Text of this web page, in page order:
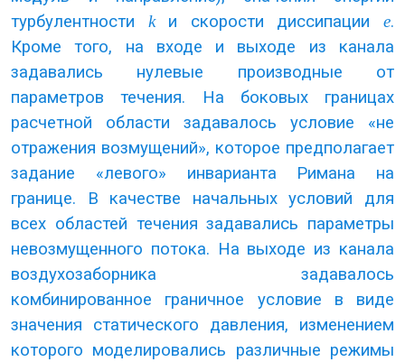
турбулентности kи скорости диссипацииe.
Кроме того, на входе и выходе из канала
задавались нулевые производные от
параметров течения. На боковых границах
расчетной области задавалось условие «не
отражения возмущений», которое предполагает
задание «левого» инварианта Римана на
границе. В качестве начальных условий для
всех областей течения задавались параметры
невозмущенного потока. На выходе из канала
воздухозаборника задавалось
комбинированное граничное условие в виде
значения статического давления, изменением
которого моделировались различные режимы